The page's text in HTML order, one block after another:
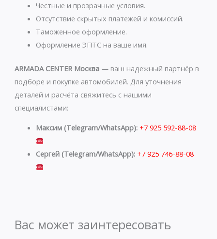
p
p
a
m
Честные и прозрачные условия.
Отсутствие скрытых платежей и комиссий.
Таможенное оформление.
Оформление ЭПТС на ваше имя.
ARMADA CENTER Москва — ваш надежный партнёр в
подборе и покупке автомобилей. Для уточнения
деталей и расчёта свяжитесь с нашими
специалистами:
Максим (Telegram/WhatsApp): +7 925 592-88-08
Сергей (Telegram/WhatsApp): +7 925 746-88-08
Вас может заинтересовать